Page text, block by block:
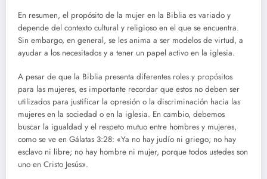
En resumen, el propósito de la mujer en la Biblia es variado y
depende del contexto cultural y religioso en el que se encuentra.
Sin embargo, en general, se les anima a ser modelos de virtud, a
ayudar a los necesitados y a tener un papel activo en la iglesia.
A pesar de que la Biblia presenta diferentes roles y propósitos
para las mujeres, es importante recordar que estos no deben ser
utilizados para justificar la opresión o la discriminación hacia las
mujeres en la sociedad o en la iglesia. En cambio, debemos
buscar la igualdad y el respeto mutuo entre hombres y mujeres,
como se ve en Gálatas 3:28: «Ya no hay judío ni griego; no hay
esclavo ni libre; no hay hombre ni mujer, porque todos ustedes son
uno en Cristo Jesús».